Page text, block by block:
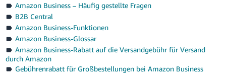
Amazon Business – Häufig gestellte Fragen
B2B Central
Amazon Business-Funktionen
Amazon Business-Glossar
Amazon Business-Rabatt auf die Versandgebühr für Versand
durch Amazon
Gebührenrabatt für Großbestellungen bei Amazon Business